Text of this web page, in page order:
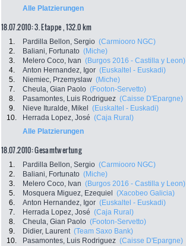
Alle Platzierungen
18.07.2010: 3. Etappe , 132.0 km
1. Pardilla Bellon, Sergio (Carmiooro NGC)
2.
Baliani, Fortunato (Miche)
3.
Melero Coco, Ivan (Burgos 2016 - Castilla y Leon)
4.
Anton Hernandez, Igor (Euskaltel - Euskadi)
5.
Niemiec, Przemyslaw (Miche)
7.
Cheula, Gian Paolo (Footon-Servetto)
8.
Pasamontes, Luis Rodriguez (Caisse D'Epargne)
9.
Nieve Ituralde, Mikel (Euskaltel - Euskadi)
10.
Herrada Lopez, José (Caja Rural)
Alle Platzierungen
18.07.2010: Gesamtwertung
1. Pardilla Bellon, Sergio (Carmiooro NGC)
2.
Baliani, Fortunato (Miche)
3.
Melero Coco, Ivan (Burgos 2016 - Castilla y Leon)
5.
Mosquera Miguez, Ezequiel (Xacobeo Galicia)
6.
Anton Hernandez, Igor (Euskaltel - Euskadi)
7.
Herrada Lopez, José (Caja Rural)
8.
Cheula, Gian Paolo (Footon-Servetto)
9.
Didier, Laurent (Team Saxo Bank)
10.
Pasamontes, Luis Rodriguez (Caisse D'Epargne)